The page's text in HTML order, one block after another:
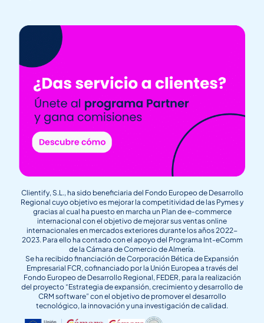
Clientify, S.L., ha sido beneficiaria del Fondo Europeo de Desarrollo
Regional cuyo objetivo es mejorar la competitividad de las Pymes y
gracias al cual ha puesto en marcha un Plan de e-commerce
internacional con el objetivo de mejorar sus ventas online
internacionales en mercados exteriores durante los años 2022-
2023. Para ello ha contado con el apoyo del Programa Int-eComm
de la Cámara de Comercio de Almería.
Se ha recibido financiación de Corporación Bética de Expansión
Empresarial FCR, cofinanciado por la Unión Europea a través del
Fondo Europeo de Desarrollo Regional, FEDER, para la realización
del proyecto “Estrategia de expansión, crecimiento y desarrollo de
CRM software” con el objetivo de promover el desarrollo
tecnológico, la innovación y una investigación de calidad.